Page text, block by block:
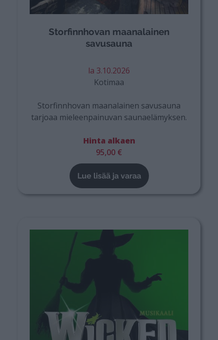
Storfinnhovan maanalainen
savusauna
la 3.10.2026
Kotimaa
Storfinnhovan maanalainen savusauna
tarjoaa mieleenpainuvan saunaelämyksen.
Hinta alkaen
95,00 €
Lue lisää ja varaa